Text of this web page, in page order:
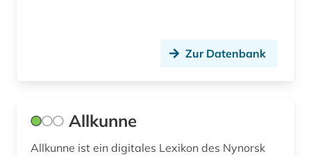
estnisch (2)
Zur Datenbank
Allkunne
Allkunne ist ein digitales Lexikon des Nynorsk